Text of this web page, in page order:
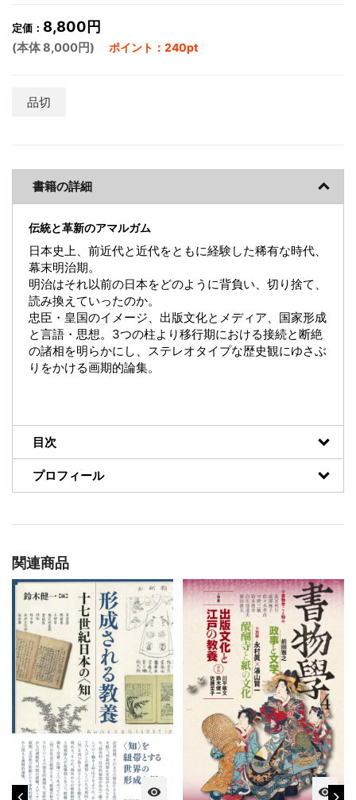
定価： 8,800円
(本体 8,000円) ポイント：240pt
品切
書籍の詳細
伝統と革新のアマルガム
日本史上、前近代と近代をともに経験した稀有な時代、
幕末明治期。
明治はそれ以前の日本をどのように背負い、切り捨て、
読み換えていったのか。
忠臣・皇国のイメージ、出版文化とメディア、国家形成
と言語・思想。3つの柱より移行期における接続と断絶
の諸相を明らかにし、ステレオタイプな歴史観にゆさぶ
りをかける画期的論集。
目次
プロフィール
関連商品
visibility visibility